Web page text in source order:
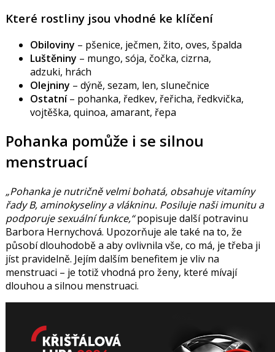
Které rostliny jsou vhodné ke klíčení
Obiloviny – pšenice, ječmen, žito, oves, špalda
Luštěniny – mungo, sója, čočka, cizrna,
adzuki, hrách
Olejniny – dýně, sezam, len, slunečnice
Ostatní– pohanka, ředkev, řeřicha, ředkvička,
vojtěška, quinoa, amarant, řepa
Pohanka pomůže i se silnou
menstruací
„Pohanka je nutričně velmi bohatá, obsahuje vitamíny
řady B, aminokyseliny a vlákninu. Posiluje naši imunitu a
podporuje sexuální funkce,“popisuje další potravinu
Barbora Hernychová. Upozorňuje ale také na to, že
působí dlouhodobě a aby ovlivnila vše, co má, je třeba ji
jíst pravidelně. Jejím dalším benefitem je vliv na
menstruaci – je totiž vhodná pro ženy, které mívají
dlouhou a silnou menstruaci.